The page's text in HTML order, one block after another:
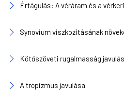
Értágulás: A véráram és a
Synovium viszkozitásának
Kötőszöveti rugalmasság
A tropizmus javulása